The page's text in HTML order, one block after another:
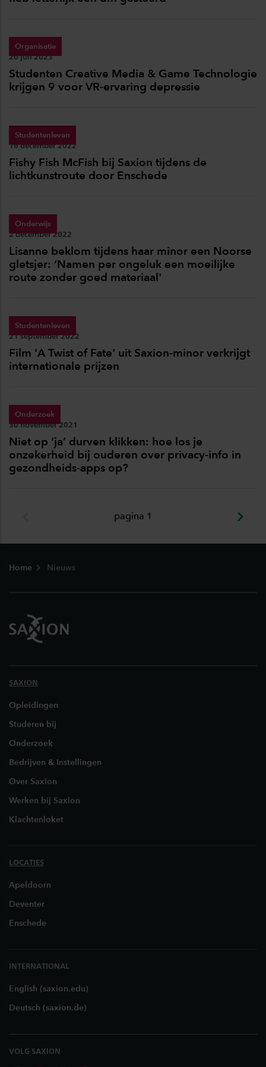
Organisatie
Publicatiedatum:
20 juli 2023
Studenten Creative Media & Game Technologie
krijgen 9 voor VR-ervaring depressie
Studentenleven
Publicatiedatum:
16 december 2022
Fishy Fish McFish bij Saxion tijdens de
lichtkunstroute door Enschede
Onderwijs
Publicatiedatum:
2 december 2022
Lisanne beklom tijdens haar minor een Noorse
gletsjer: ‘Namen per ongeluk een moeilijke
route zonder goed materiaal'
Studentenleven
Publicatiedatum:
21 september 2022
Film 'A Twist of Fate' uit Saxion-minor verkrijgt
internationale prijzen
Onderzoek
Publicatiedatum:
30 november 2021
Niet op ‘ja’ durven klikken: hoe los je
onzekerheid bij ouderen over privacy-info in
gezondheids-apps op?
pagina 1
Home Nieuws
SAXION
Opleidingen
Studeren bij
Onderzoek
Bedrijven & Instellingen
Over Saxion
Werken bij Saxion
Klachtenloket
LOCATIES
Apeldoorn
Deventer
Enschede
INTERNATIONAL
English (saxion.edu)
Deutsch (saxion.de)
VOLG SAXION